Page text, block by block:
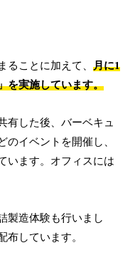
ることに加えて、月に1
を実施しています。
有した後、バーベキュ
のイベントを開催し、
います。オフィスには
製造体験も行いまし
布しています。